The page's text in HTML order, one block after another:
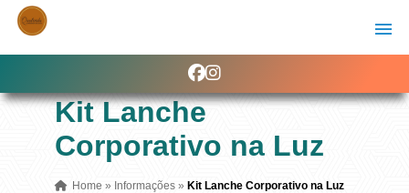
Kit Lanche
Corporativo na Luz
Home » Informações » Kit Lanche Corporativo na Luz